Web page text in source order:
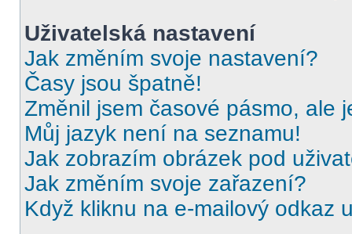
Uživatelská nastavení
Jak změním svoje nastavení?
Časy jsou špatně!
Změnil jsem časové pásmo, ale
Můj jazyk není na seznamu!
Jak zobrazím obrázek pod
Jak změním svoje zařazení?
Když kliknu na e-mailový odkaz